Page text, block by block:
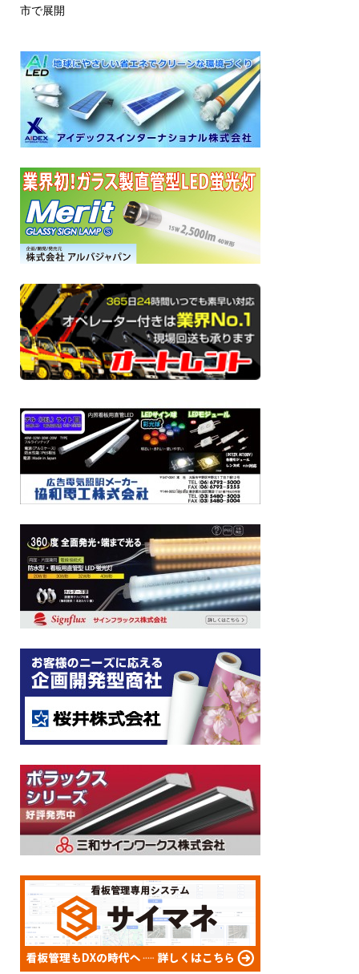
市で展開